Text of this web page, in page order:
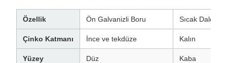
Özellik Ön Galvanizli Boru Sıcak
Çinko Katmanı İnce ve tekdüze Kalın
Yüzey Düz Kaba